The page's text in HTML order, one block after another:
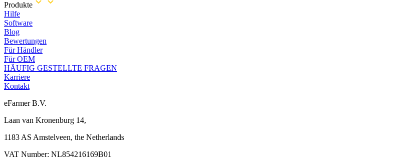
Produkte
Hilfe
Software
Blog
Bewertungen
Für Händler
Für OEM
HÄUFIG GESTELLTE FRAGEN
Karriere
Kontakt
eFarmer B.V.
Laan van Kronenburg 14,
1183 AS Amstelveen, the Netherlands
VAT Number: NL854216169B01